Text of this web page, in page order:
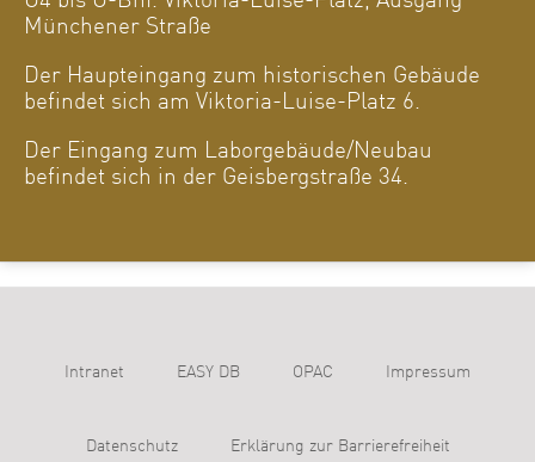
Münchener Straße
Der Haupteingang zum historischen Gebäude
befindet sich am Viktoria-Luise-Platz 6.
Der Eingang zum Laborgebäude/Neubau
befindet sich in der Geisbergstraße 34.
Intranet EASY DB OPAC Impressum
Datenschutz Erklärung zur Barrierefreiheit